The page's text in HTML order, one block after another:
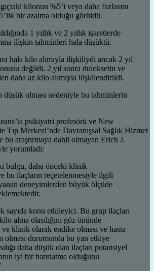
kilonun %5’i veya daha fazlasını
bir azalma olduğu görüldü.
1 yıllık ve 2 yıllık işaretlerde
ilişkin tahminleri hala düşüktü.
hala kilo alımıyla ilişkiliydi ancak 2 yıl
değildi. 2 yıl sonra duloksetin ve
daha az kilo alımıyla ilişkilendirildi.
olması nedeniyle bu tahminlerin
psikiyatri profesörü ve New
Tıp Merkezi’nde Davranışsal Sağlık Hizmet
bu araştırmaya dahil olmayan Erich J.
yorumladı:
bulgu, daha önceki klinik
bu ilaçların reçetelenmesiyle ilgili
deneyimlerden büyük ölçüde
sayıda konu etkileyici. Bu grup ilaçları
alma olasılığını göz önünde
ve klinik olarak endike olması ve hasta
olması durumunda bu yan etkiye
daha düşük olan ilaçları potansiyel
iyi bir hatırlatma olduğunu